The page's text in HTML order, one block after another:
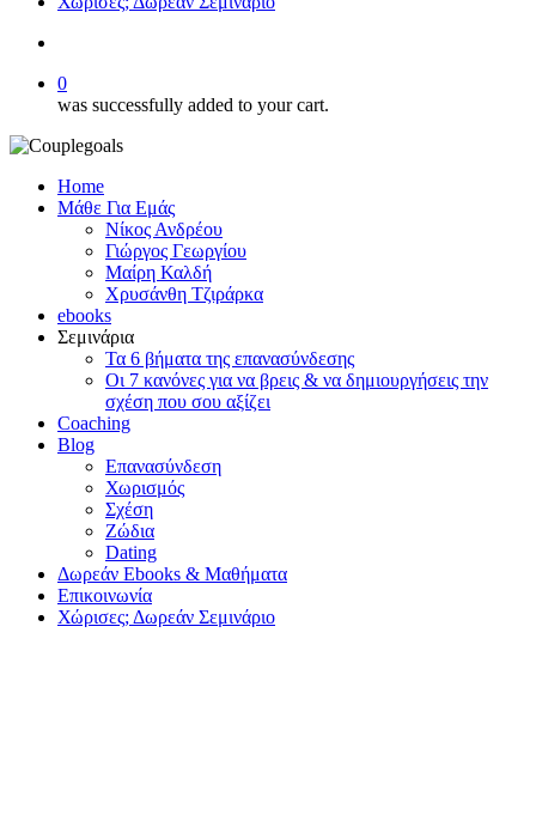
0
was successfully added to your cart.
Home
Μάθε Για Εμάς
Νίκος Ανδρέου
Γιώργος Γεωργίου
Μαίρη Καλδή
Χρυσάνθη Τζιράρκα
ebooks
Σεμινάρια
Τα 6 βήματα της επανασύνδεσης
Οι 7 κανόνες για να βρεις & να δημιουργήσεις την
σχέση που σου αξίζει
Coaching
Blog
Επανασύνδεση
Χωρισμός
Σχέση
Ζώδια
Dating
Δωρεάν Ebooks & Μαθήματα
Επικοινωνία
Χώρισες; Δωρεάν Σεμινάριο